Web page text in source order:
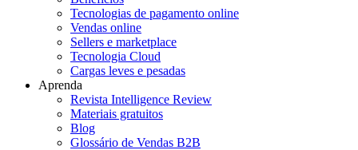
Tecnologias de pagamento online
Vendas online
Sellers e marketplace
Tecnologia Cloud
Cargas leves e pesadas
Aprenda
Revista Intelligence Review
Materiais gratuitos
Blog
Glossário de Vendas B2B